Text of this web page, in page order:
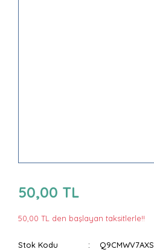
50,00 TL
50,00 TL den başlayan taksitlerle!!
Stok Kodu Q9CMWV7AXS